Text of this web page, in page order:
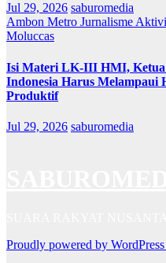
Jul 29, 2026 saburomedia
Ambon Metro Jurnalisme
Moluccas
Isi Materi LK-III HMI,
Indonesia Harus Melampaui
Produktif
Jul 29, 2026 saburomedia
Proudly powered by WordPress